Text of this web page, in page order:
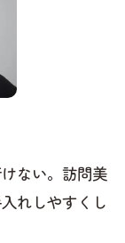
ない。訪問美
れしやすくし